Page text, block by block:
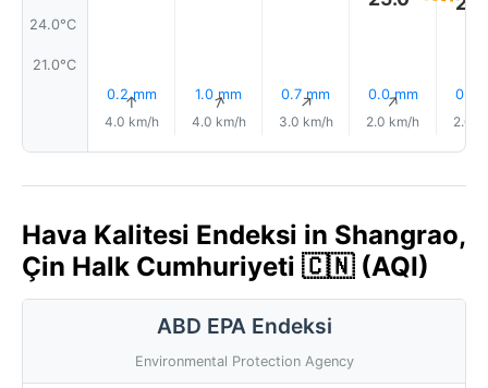
24.0°C
21.0°C
0.2 mm
↑
4.0 km/h
1.0 mm
↑
4.0 km/h
0.7 mm
↑
3.0 km/h
0.0 mm
↑
2.0 km/h
0.0
2.0
Hava Kalitesi Endeksi in Shangrao,
Çin Halk Cumhuriyeti 🇨🇳 (AQI)
ABD EPA Endeksi
Environmental Protection Agency